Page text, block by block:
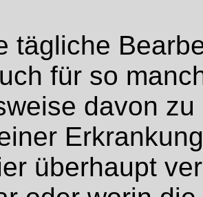
tägliche
für so
davon
überhaupt